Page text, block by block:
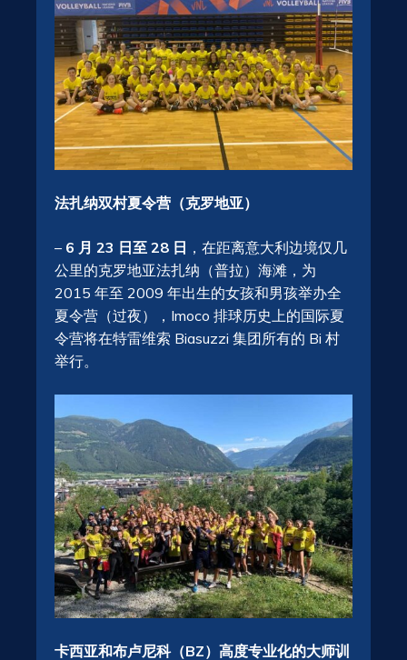
法扎纳双村夏令营（克罗地亚）
– 6 月 23 日至 28 日 ，在距离意大利边境仅几
公里的克罗地亚法扎纳（普拉）海滩，为
2015 年至 2009 年出生的女孩和男孩举办全
夏令营（过夜），Imoco 排球历史上的国际夏
令营将在特雷维索 Biasuzzi 集团所有的 Bi 村
举行。
卡西亚和布卢尼科（BZ）高度专业化的大师训